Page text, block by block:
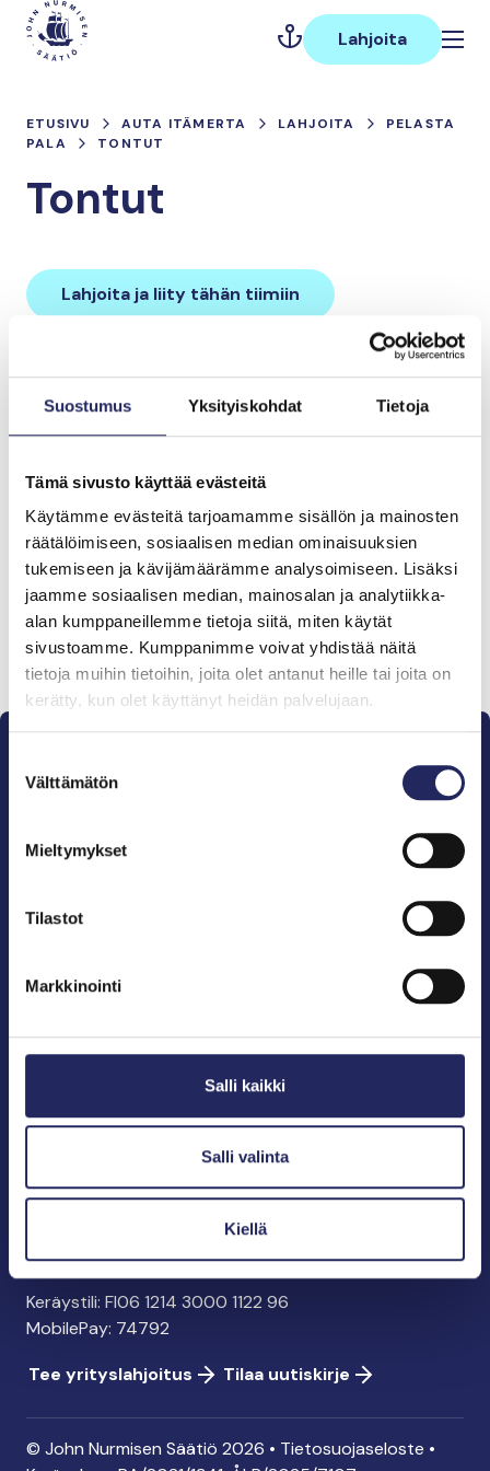
Suostumus Yksityiskohdat Tietoja
Tämä sivusto käyttää evästeitä
Käytämme evästeitä tarjoamamme sisällön ja mainosten
räätälöimiseen, sosiaalisen median ominaisuuksien
tukemiseen ja kävijämäärämme analysoimiseen. Lisäksi
jaamme sosiaalisen median, mainosalan ja analytiikka-
alan kumppaneillemme tietoja siitä, miten käytät
sivustoamme. Kumppanimme voivat yhdistää näitä
tietoja muihin tietoihin, joita olet antanut heille tai joita on
kerätty, kun olet käyttänyt heidän palvelujaan.
valinta
Välttämätön
Mieltymykset
Tilastot
Markkinointi
Salli kaikki
Salli valinta
Kiellä
Hyppää
sisältöön
Päävalikko
Lahjoita
ETUSIVU AUTA ITÄMERTA LAHJOITA
PELASTA
PALA
TONTUT
Tontut
Lahjoita ja liity tähän tiimiin
Tiimin lahjoitukset yhteensä:
Tiimille tehdyt
lahjoitukset
Lahjoita ja liity tähän tiimiin
Pelastamme Itämeren ja sen perinnön tuleville
John Nurmisen Säätiö on Itämeren suojelija, meren
info@jnfoundation.fi
Kaikki yhteystiedot
Tee lahjoitus
Keräystili: FI06 1214 3000 1122 96
MobilePay: 74792
Tee yrityslahjoitus
Tilaa uutiskirje
© John Nurmisen Säätiö 2026 • Tietosuojaseloste •